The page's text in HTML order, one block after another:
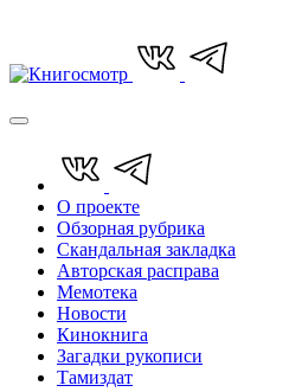
О проекте
Обзорная рубрика
Скандальная закладка
Авторская расправа
Мемотека
Новости
Кинокнига
Загадки рукописи
Тамиздат